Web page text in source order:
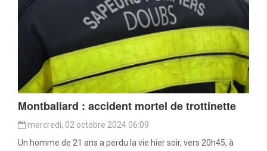
Montbaliard : accident mortel de trottinette
mercredi, 02 octobre 2024 06:09
Un homme de 21 ans a perdu la vie hier soir, vers 20h45, à